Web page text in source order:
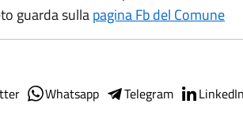
guarda sullapagina Fb del Comune
Whatsapp Telegram LinkedIn